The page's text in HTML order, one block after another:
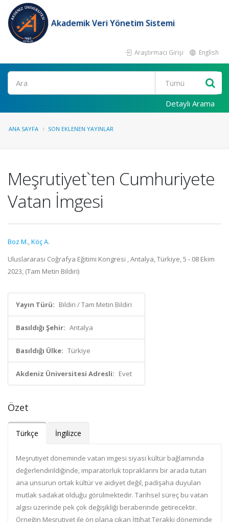
Akademik Veri Yönetim Sistemi
Araştırmacı Girişi English
Ara
Detaylı Arama
ANA SAYFA SON EKLENEN YAYINLAR
Meşrutiyet`ten Cumhuriyete
Vatan İmgesi
Boz M.,Köç A.
Uluslararası Coğrafya Eğitimi Kongresi , Antalya, Türkiye, 5 - 08 Ekim
2023, (Tam Metin Bildiri)
Yayın Türü: Bildiri / Tam Metin Bildiri
Basıldığı Şehir: Antalya
Basıldığı Ülke: Türkiye
Akdeniz Üniversitesi Adresli: Evet
Özet
Türkçe İngilizce
Meşrutiyet döneminde vatan imgesi siyasi kültür bağlamında
değerlendirildiğinde, imparatorluk topraklarını bir arada tutan
ana unsurun ortak kültür ve aidiyet değil, padişaha duyulan
mutlak sadakat olduğu görülmektedir. Tarihsel süreç bu vatan
algısı üzerinde pek çok değişikliği beraberinde getirecektir.
Örneğin Meşrutiyet ile ön plana çıkan İttihat Terakki döneminde